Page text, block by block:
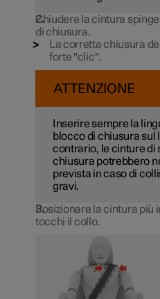
Chiudere la cintura
di chiusura.
La corretta chiusura
forte "clic".
ATTENZIONE
Inserire sempre la
blocco di chiusura sul
contrario, le cinture di
chiusura potrebbero
prevista in caso di
gravi.
Posizionare la cintura più
tocchi il collo.